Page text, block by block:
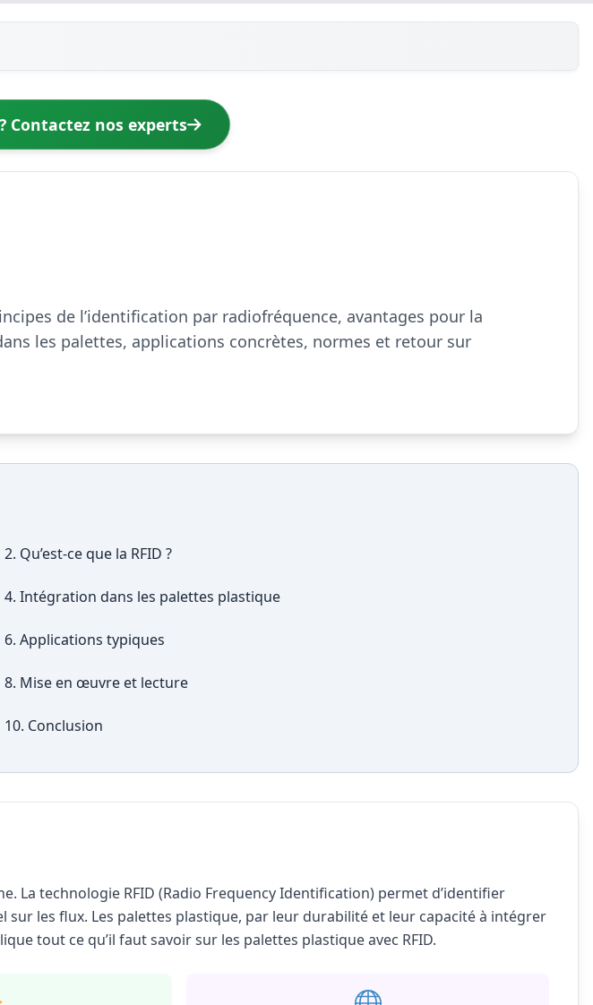
Contactez nos experts
de l’identification par radiofréquence, avantages pour la
les palettes, applications concrètes, normes et retour sur
2. Qu’est-ce que la RFID ?
4. Intégration dans les palettes plastique
6. Applications typiques
8. Mise en œuvre et lecture
10. Conclusion
La technologie RFID (Radio Frequency Identification) permet d’identifier
les flux. Les palettes plastique, par leur durabilité et leur capacité à intégrer
tout ce qu’il faut savoir sur les palettes plastique avec RFID.